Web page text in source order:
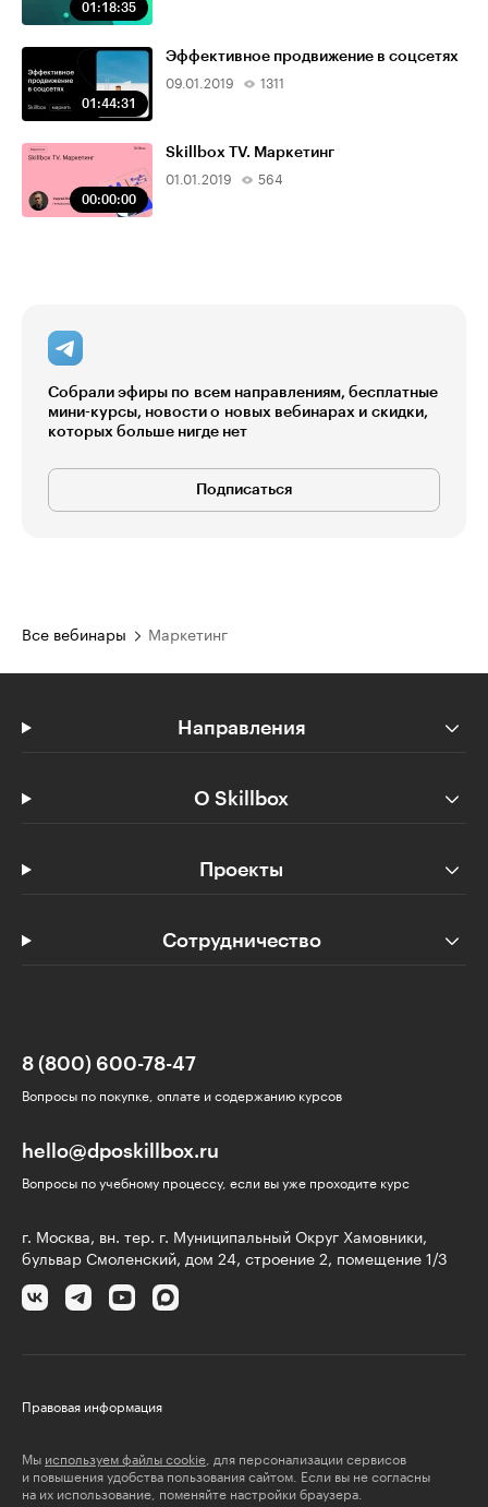
01:18:35
01:44:31
Эффективное продвижение в соцсетях
09.01.2019 1311
00:00:00
Skillbox TV. Маркетинг
01.01.2019 564
Собрали эфиры по всем направлениям, бесплатные
мини-курсы, новости о новых вебинарах и скидки,
которых больше нигде нет
Подписаться
Все вебинары Маркетинг
Направления
О Skillbox
Проекты
Сотрудничество
8 (800) 600-78-47
Вопросы по покупке, оплате и содержанию курсов
hello@dposkillbox.ru
Вопросы по учебному процессу, если вы уже проходите курс
г. Москва, вн. тер. г. Муниципальный Округ Хамовники,
бульвар Смоленский, дом 24, строение 2, помещение 1/3
Правовая информация
Мы используем файлы cookie , для персонализации сервисов
и повышения удобства пользования сайтом. Если вы не согласны
на их использование, поменяйте настройки браузера.